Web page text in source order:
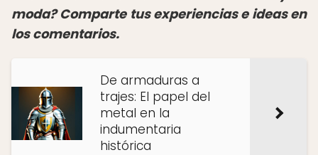
moda? Comparte tus experiencias e ideas en
los comentarios.
De armaduras a
trajes: El papel del
metal en la
indumentaria
histórica